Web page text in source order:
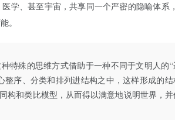
学、甚至宇宙，共享同一个严密的隐喻体系
。
特殊的思维方式借助于一种不同于文明人的“
整序、分类和排列进结构之中，这样形成的结
构和类比模型，从而得以满意地说明世界，并